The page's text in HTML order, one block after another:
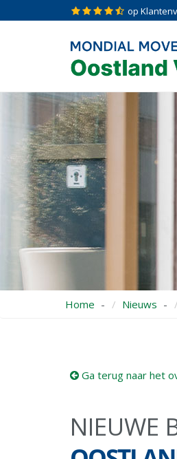
op
Home Nieuws
Ga terug naar het
NIEUWE